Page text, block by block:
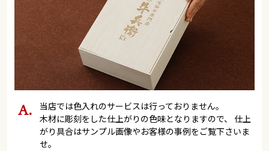
当店では色入れのサービスは行っておりません。
木材に彫刻をした仕上がりの色味となりますので、 仕上
がり具合はサンプル画像やお客様の事例をご覧下さいま
せ。